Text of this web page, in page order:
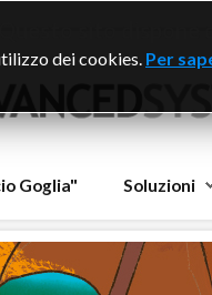
Goglia" Soluzioni
dei cookies. Per